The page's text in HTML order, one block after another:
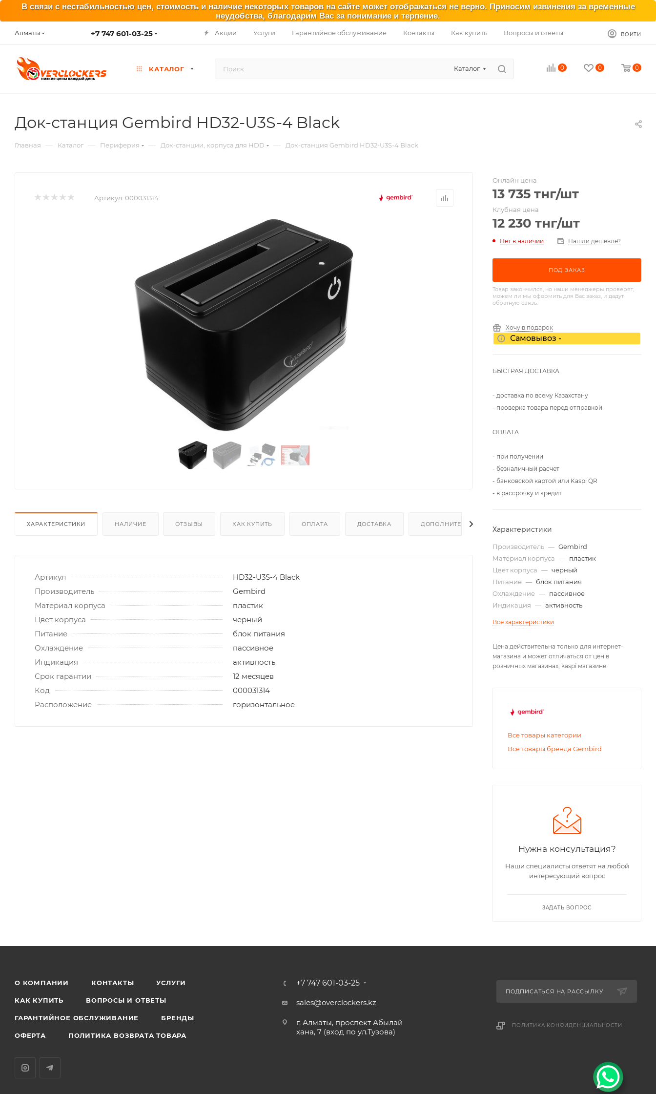
В связи с нестабильностью цен, стоимость и наличие некоторых товаров на сайте может отображаться не верно. Приносим извинения за временные
неудобства, благодарим Вас за понимание и терпение.
Алматы +7 747 601-03-25 Акции Услуги Гарантийное обслуживание Контакты Как купить Вопросы и ответы ВОЙТИ
КАТАЛОГ Каталог 0 0 0
Док-станция Gembird HD32-U3S-4 Black
Главная — Каталог — Периферия — Док-станции, корпуса для HDD — Док-станция Gembird HD32-U3S-4 Black
Артикул: 000031314
ХАРАКТЕРИСТИКИ НАЛИЧИЕ ОТЗЫВЫ КАК КУПИТЬ ОПЛАТА ДОСТАВКА ДОПОЛНИТЕЛЬНО
Артикул
HD32-U3S-4 Black
Производитель
Gembird
Материал корпуса
пластик
Цвет корпуса
черный
Питание
блок питания
Охлаждение
пассивное
Индикация
активность
Срок гарантии
12 месяцев
Код
000031314
Расположение
горизонтальное
Онлайн цена
13 735 тнг/шт
Клубная цена
12 230 тнг/шт
Нет в наличии Нашли дешевле?
ПОД ЗАКАЗ
Товар закончился, но наши менеджеры проверят,
можем ли мы оформить для Вас заказ, и дадут
обратную связь.
Хочу в подарок
Самовывоз -
БЫСТРАЯ ДОСТАВКА
- доставка по всему Казахстану
- проверка товара перед отправкой
ОПЛАТА
- при получении
- безналичный расчет
- банковской картой или Kaspi QR
- в рассрочку и кредит
Характеристики
Производитель — Gembird
Материал корпуса — пластик
Цвет корпуса — черный
Питание — блок питания
Охлаждение — пассивное
Индикация — активность
Все характеристики
Цена действительна только для интернет-
магазина и может отличаться от цен в
розничных магазинах, kaspi магазине
Все товары категории
Все товары бренда Gembird
Нужна консультация?
Наши специалисты ответят на любой
интересующий вопрос
ЗАДАТЬ ВОПРОС
О КОМПАНИИ КОНТАКТЫ УСЛУГИ
КАК КУПИТЬ ВОПРОСЫ И ОТВЕТЫ
ГАРАНТИЙНОЕ ОБСЛУЖИВАНИЕ БРЕНДЫ
ОФЕРТА ПОЛИТИКА ВОЗВРАТА ТОВАРА
+7 747 601-03-25
sales@overclockers.kz
г. Алматы, проспект Абылай
хана, 7 (вход по ул.Тузова)
ПОДПИСАТЬСЯ НА РАССЫЛКУ
ПОЛИТИКА КОНФИДЕНЦИАЛЬНОСТИ